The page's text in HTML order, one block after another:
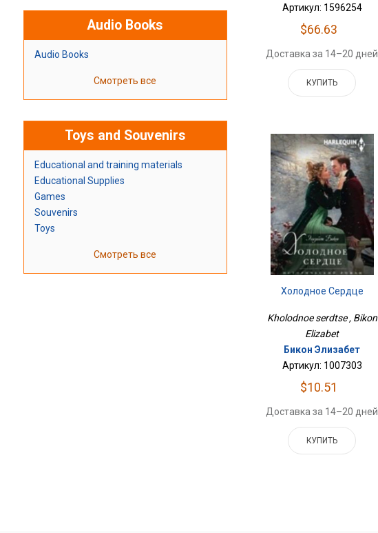
Audio Books
Audio Books
Смотреть все
Toys and Souvenirs
Educational and training materials
Educational Supplies
Games
Souvenirs
Toys
Смотреть все
Артикул: 1596254
$66.63
Доставка за 14–20 дней
КУПИТЬ
Холодное Сердце
Kholodnoe serdtse , Bikon
Elizabet
Бикон Элизабет
Артикул: 1007303
$10.51
Доставка за 14–20 дней
КУПИТЬ